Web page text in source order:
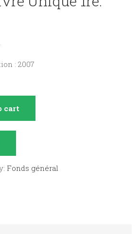
: 2007
cart
Fonds général